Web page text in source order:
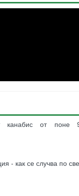
канабис от поне
- как се случва по